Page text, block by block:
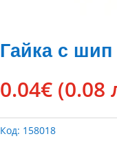
Гайка с
0.04€ (0.08
Код: 158018